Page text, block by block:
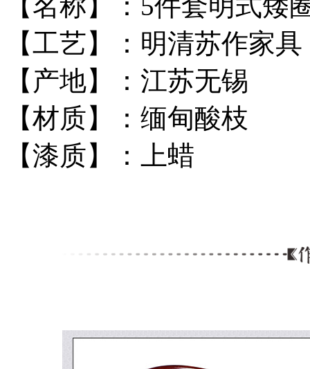
【工艺】：明清苏作家具
【产地】：江苏无锡
【材质】：缅甸酸枝
【漆质】：上蜡